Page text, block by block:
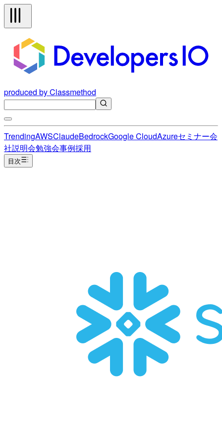
produced by Classmethod
TrendingAWSClaudeBedrockGoogle CloudAzureセミナー会
社説明会勉強会事例採用
目次